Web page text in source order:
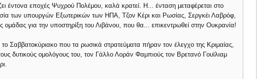
έντονα εποχές Ψυχρού Πολέμου, καλά κρατεί. Η... ένταση μεταφέρεται στο
των υπουργών Εξωτερικών των ΗΠΑ, Τζον Κέρι και Ρωσίας, Σεργκέι Λαβρόφ,
ομάδας για την υποστηρίξη του Λιβάνου, που θα... επικεντρωθεί στην Ουκρανία!
Σαββατοκύριακο που τα ρωσικά στρατεύματα πήραν τον έλεγχο της Κριμαίας,
δυτικούς ομολόγους του, τον Γάλλο Λοράν Φαμπιούς τον Βρετανό Γουϊλιαμ